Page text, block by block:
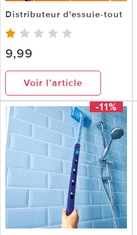
Distributeur d'essuie-tout
9,99
Voir l’article
-11%